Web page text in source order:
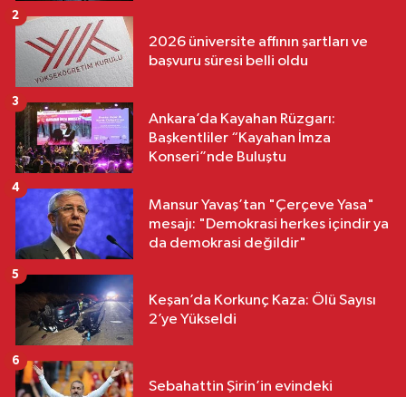
2026 üniversite affının şartları ve
başvuru süresi belli oldu
2
Ankara’da Kayahan Rüzgarı:
Başkentliler “Kayahan İmza
Konseri”nde Buluştu
3
Mansur Yavaş’tan "Çerçeve Yasa"
mesajı: "Demokrasi herkes içindir ya
da demokrasi değildir"
4
Keşan’da Korkunç Kaza: Ölü Sayısı
2’ye Yükseldi
5
Sebahattin Şirin’in evindeki
6